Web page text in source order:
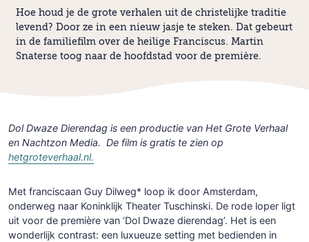
Hoe houd je de grote verhalen uit de christelijke traditie
levend? Door ze in een nieuw jasje te steken. Dat gebeurt
in de familiefilm over de heilige Franciscus. Martin
Snaterse toog naar de hoofdstad voor de première.
Dol Dwaze Dierendag is een productie van Het Grote Verhaal
en Nachtzon Media. De film is gratis te zien op
hetgroteverhaal.nl.
Met franciscaan Guy Dilweg* loop ik door Amsterdam,
onderweg naar Koninklijk Theater Tuschinski. De rode loper ligt
uit voor de première van ‘Dol Dwaze dierendag’. Het is een
wonderlijk contrast: een luxueuze setting met bedienden in